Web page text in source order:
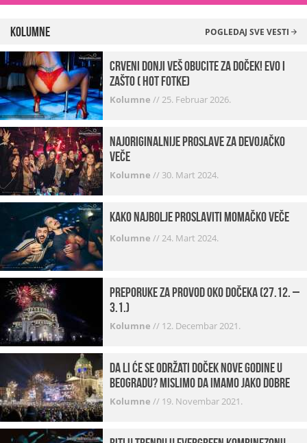
Kolumne POGLEDAJ SVE VESTI
Crveni donji veš obucite za doček! Evo i
zašto ( hot fotke)
Kolumne //25. Februar 2026.
Najoriginalnije proslave za devojačko
veče
Kolumne // 30. Mart 2024.
Kako najbolje proslaviti momačko veče
Kolumne //24. Mart 2024.
Preporuke za provod oko dočeka (27.12. –
3.1.)
Kolumne // 12. Decembar 2021.
Da li će se održati doček Nove godine u
Beogradu? Mislimo da imamo jako DOBRE
VESTI!
Kolumne // 19. Novembar 2021.